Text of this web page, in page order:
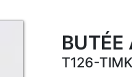
BUTÉE
T126-